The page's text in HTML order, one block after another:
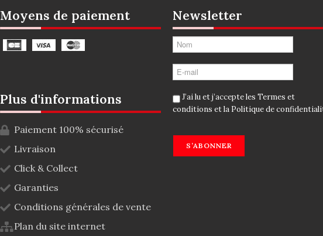
Moyens de paiement
Plus d'informations
Paiement 100% sécurisé
Livraison
Click & Collect
Garanties
Conditions générales de vente
Plan du site internet
Newsletter
J’ai lu et j’accepte les Termes et
conditions et la Politique de
S’ABONNER